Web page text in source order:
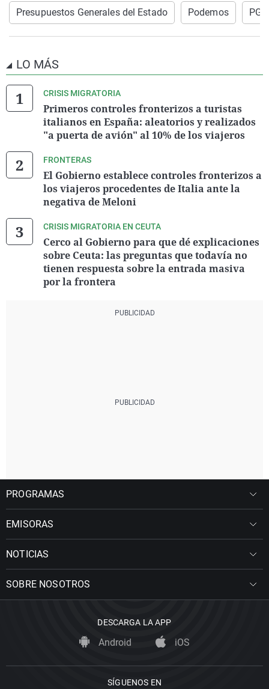
Presupuestos Generales del Estado Podemos
LO MÁS
CRISIS MIGRATORIA
Primeros controles fronterizos a turistas
italianos en España: aleatorios y realizados
"a puerta de avión" al 10% de los viajeros
FRONTERAS
El Gobierno establece controles fronterizos a
los viajeros procedentes de Italia ante la
negativa de Meloni
CRISIS MIGRATORIA EN CEUTA
Cerco al Gobierno para que dé explicaciones
sobre Ceuta: las preguntas que todavía no
tienen respuesta sobre la entrada masiva
por la frontera
PROGRAMAS
EMISORAS
NOTICIAS
SOBRE NOSOTROS
DESCARGA LA APP
Android iOS
SÍGUENOS EN